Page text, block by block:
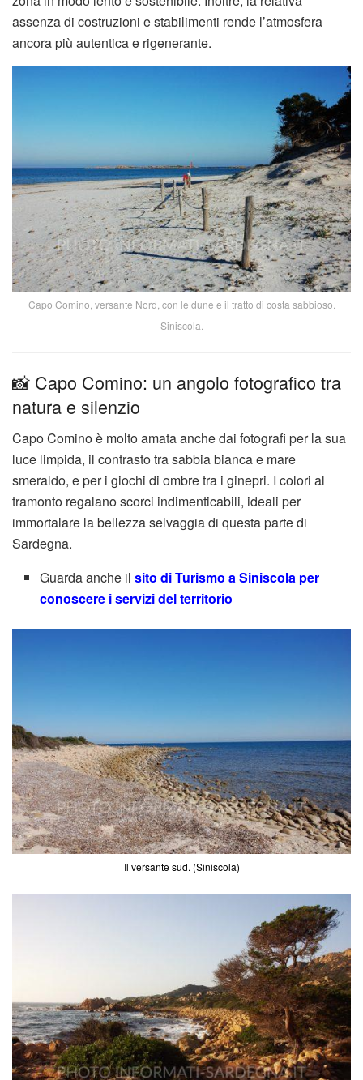
assenza di costruzioni e stabilimenti rende l’atmosfera
ancora più autentica e rigenerante.
Capo Comino, versante Nord, con le dune e il tratto di costa sabbioso.
Siniscola.
📸 Capo Comino: un angolo fotografico tra
natura e silenzio
Capo Comino è molto amata anche dai fotografi per la sua
luce limpida, il contrasto tra sabbia bianca e mare
smeraldo, e per i giochi di ombre tra i ginepri. I colori al
tramonto regalano scorci indimenticabili, ideali per
immortalare la bellezza selvaggia di questa parte di
Sardegna.
Guarda anche ilsito di Turismo a Siniscola per
conoscere i servizi del territorio
Il versante sud. (Siniscola)